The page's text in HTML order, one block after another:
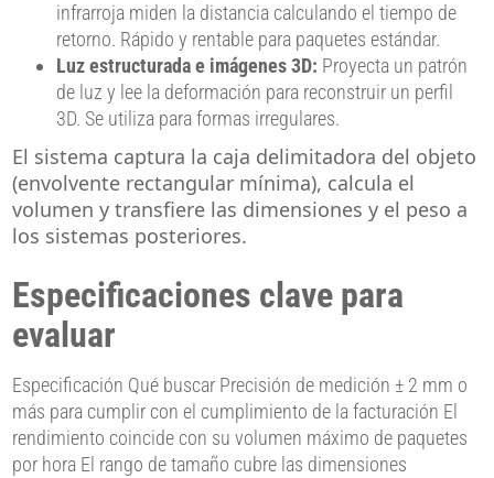
infrarroja miden la distancia calculando el tiempo de
retorno. Rápido y rentable para paquetes estándar.
Luz estructurada e imágenes 3D: Proyecta un patrón
de luz y lee la deformación para reconstruir un perfil
3D. Se utiliza para formas irregulares.
El sistema captura la caja delimitadora del objeto
(envolvente rectangular mínima), calcula el
volumen y transfiere las dimensiones y el peso a
los sistemas posteriores.
Especificaciones clave para
evaluar
Especificación Qué buscar Precisión de medición ± 2 mm o
más para cumplir con el cumplimiento de la facturación El
rendimiento coincide con su volumen máximo de paquetes
por hora El rango de tamaño cubre las dimensiones